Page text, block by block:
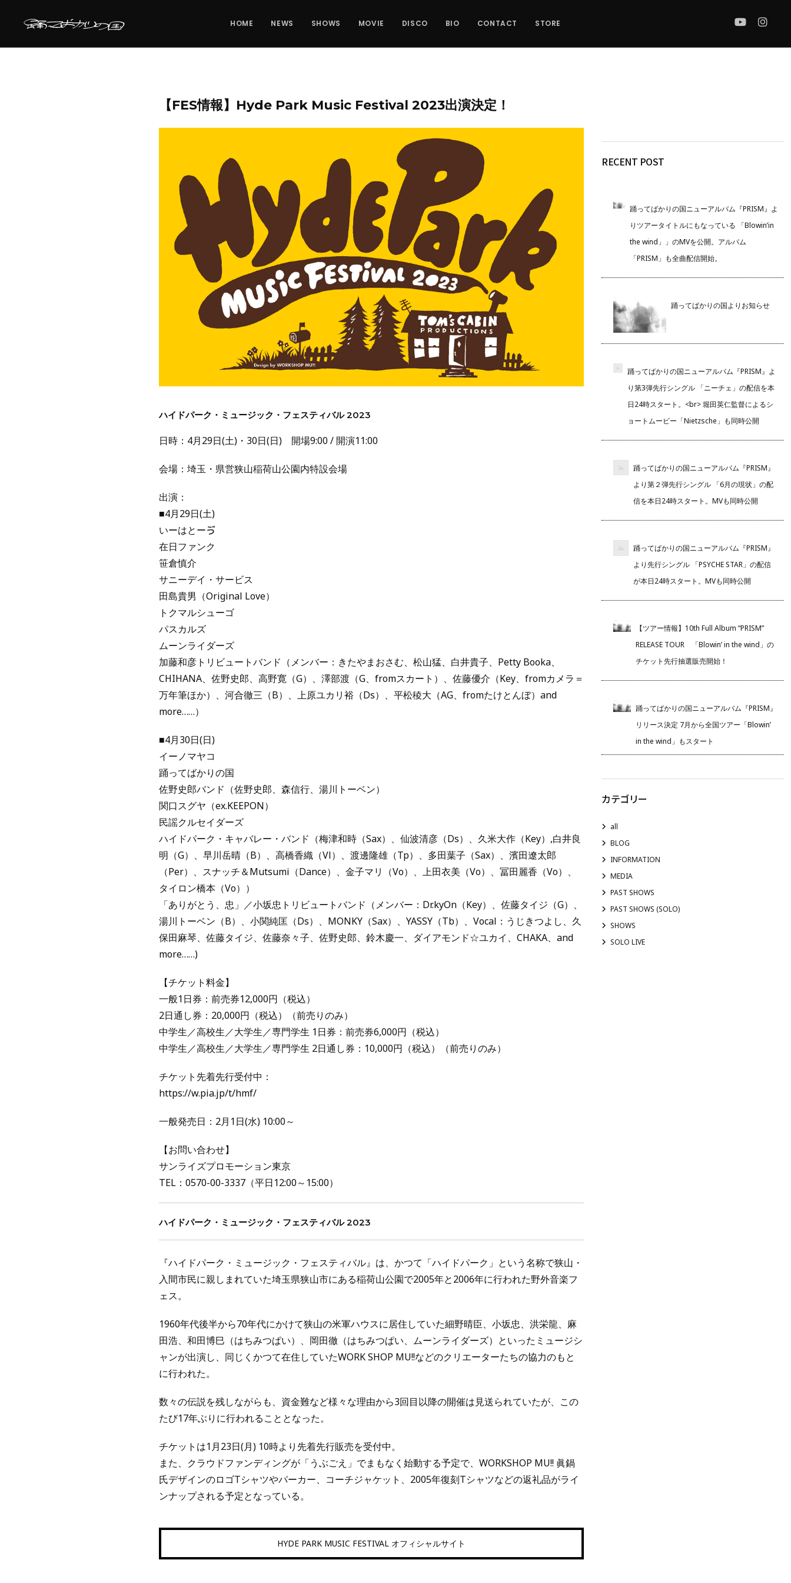
HOME NEWS SHOWS MOVIE DISCO BIO CONTACT STORE
【FES情報】Hyde Park Music Festival 2023出演決定！
ハイドパーク・ミュージック・フェスティバル 2023
日時：4月29日(土)・30日(日) 開場9:00 / 開演11:00
会場：埼玉・県営狭山稲荷山公園内特設会場
出演：
■4月29日(土)
いーはとーゔ
在日ファンク
笹倉慎介
サニーデイ・サービス
田島貴男（Original Love）
トクマルシューゴ
パスカルズ
ムーンライダーズ
加藤和彦トリビュートバンド（メンバー：きたやまおさむ、松山猛、白井貴子、Petty Booka、
CHIHANA、佐野史郎、高野寛（G）、澤部渡（G、fromスカート）、佐藤優介（Key、fromカメラ＝
万年筆ほか）、河合徹三（B）、上原ユカリ裕（Ds）、平松稜大（AG、fromたけとんぼ）and
more……）
■4月30日(日)
イーノマヤコ
踊ってばかりの国
佐野史郎バンド（佐野史郎、森信行、湯川トーベン）
関口スグヤ（ex.KEEPON）
民謡クルセイダーズ
ハイドパーク・キャバレー・バンド（梅津和時（Sax）、仙波清彦（Ds）、久米大作（Key）,白井良
明（G）、早川岳晴（B）、高橋香織（Vl）、渡邊隆雄（Tp）、多田葉子（Sax）、濱田遼太郎
（Per）、スナッチ＆Mutsumi（Dance）、金子マリ（Vo）、上田衣美（Vo）、冨田麗香（Vo）、
タイロン橋本（Vo））
「ありがとう、忠」／小坂忠トリビュートバンド（メンバー：Dr.kyOn（Key）、佐藤タイジ（G）、
湯川トーベン（B）、小関純匡（Ds）、MONKY（Sax）、YASSY（Tb）、Vocal：うじきつよし、久
保田麻琴、佐藤タイジ、佐藤奈々子、佐野史郎、鈴木慶一、ダイアモンド☆ユカイ、CHAKA、and
more……)
【チケット料金】
一般1日券：前売券12,000円（税込）
2日通し券：20,000円（税込）（前売りのみ）
中学生／高校生／大学生／専門学生 1日券：前売券6,000円（税込）
中学生／高校生／大学生／専門学生 2日通し券：10,000円（税込）（前売りのみ）
チケット先着先行受付中：
https://w.pia.jp/t/hmf/
一般発売日：2月1日(水) 10:00～
【お問い合わせ】
サンライズプロモーション東京
TEL：0570-00-3337（平日12:00～15:00）
ハイドパーク・ミュージック・フェスティバル 2023
『ハイドパーク・ミュージック・フェスティバル』は、かつて「ハイドパーク」という名称で狭山・
入間市民に親しまれていた埼玉県狭山市にある稲荷山公園で2005年と2006年に行われた野外音楽フ
ェス。
1960年代後半から70年代にかけて狭山の米軍ハウスに居住していた細野晴臣、小坂忠、洪栄龍、麻
田浩、和田博巳（はちみつぱい）、岡田徹（はちみつぱい、ムーンライダーズ）といったミュージシ
ャンが出演し、同じくかつて在住していたWORK SHOP MU!!などのクリエーターたちの協力のもと
に行われた。
数々の伝説を残しながらも、資金難など様々な理由から3回目以降の開催は見送られていたが、この
たび17年ぶりに行われることとなった。
チケットは1月23日(月) 10時より先着先行販売を受付中。
また、クラウドファンディングが「うぶごえ」でまもなく始動する予定で、WORKSHOP MU!! 眞鍋
氏デザインのロゴTシャツやパーカー、コーチジャケット、2005年復刻Tシャツなどの返礼品がライ
ンナップされる予定となっている。
HYDE PARK MUSIC FESTIVAL オフィシャルサイト
RECENT POST
踊ってばかりの国ニューアルバム『PRISM』よ
りツアータイトルにもなっている 「Blowin’in
the wind」」のMVを公開。アルバム
「PRISM」も全曲配信開始。
踊ってばかりの国よりお知らせ
踊ってばかりの国ニューアルバム『PRISM』よ
り第3弾先行シングル 「ニーチェ」の配信を本
日24時スタート。<br> 堀田英仁監督によるシ
ョートムービー「Nietzsche」も同時公開
踊ってばかりの国ニューアルバム『PRISM』
より第２弾先行シングル 「6月の現状」の配
信を本日24時スタート。MVも同時公開
踊ってばかりの国ニューアルバム『PRISM』
より先行シングル 「PSYCHE STAR」の配信
が本日24時スタート。MVも同時公開
【ツアー情報】10th Full Album “PRISM”
RELEASE TOUR 「Blowin’ in the wind」の
チケット先行抽選販売開始！
踊ってばかりの国ニューアルバム『PRISM』
リリース決定 7月から全国ツアー「Blowin’
in the wind」もスタート
カテゴリー
all
BLOG
INFORMATION
MEDIA
PAST SHOWS
PAST SHOWS (SOLO)
SHOWS
SOLO LIVE